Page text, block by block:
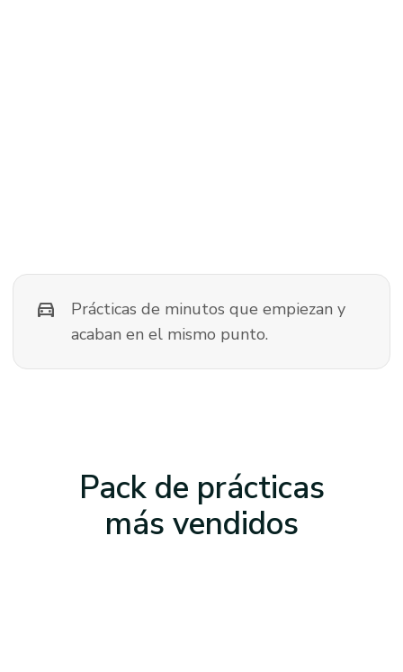
directions_car
Prácticas de minutos que empiezan y
acaban en el mismo punto.
Pack de prácticas
más vendidos